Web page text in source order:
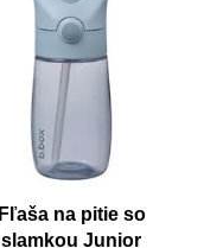
Fľaša na pitie so
slamkou Junior